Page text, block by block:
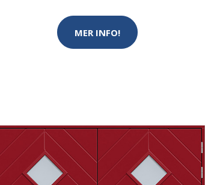
MER INFO!